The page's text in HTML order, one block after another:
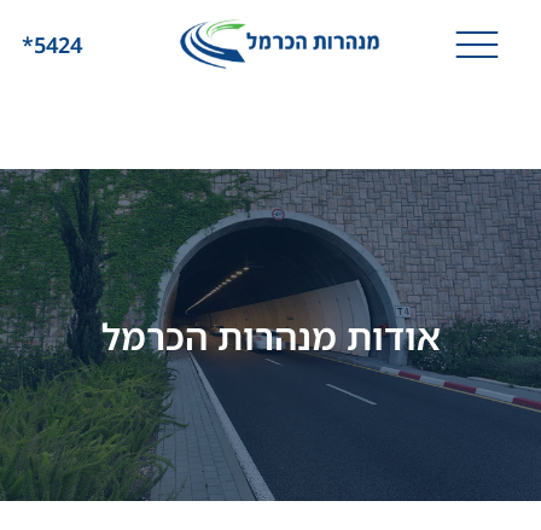
*5424
אודות מנהרות הכרמל